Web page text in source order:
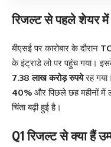
रिजल्ट से पहले शेयर में
बीएसई पर कारोबार के दौरान
के इंट्राडे लो पर पहुंच गया।
7.38 लाख करोड़ रुपयेरह
40% और पिछले छह महीनों में
चिंता बढ़ी हुई है।
Q1 रिजल्ट से क्या हैं